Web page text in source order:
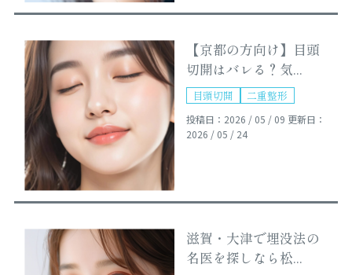
【京都の方向け】目頭
切開はバレる？気...
目頭切開 二重整形
投稿日：2026 / 05 / 09 更新日：
2026 / 05 / 24
滋賀・大津で埋没法の
名医を探しなら松...